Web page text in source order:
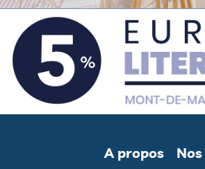
A propos